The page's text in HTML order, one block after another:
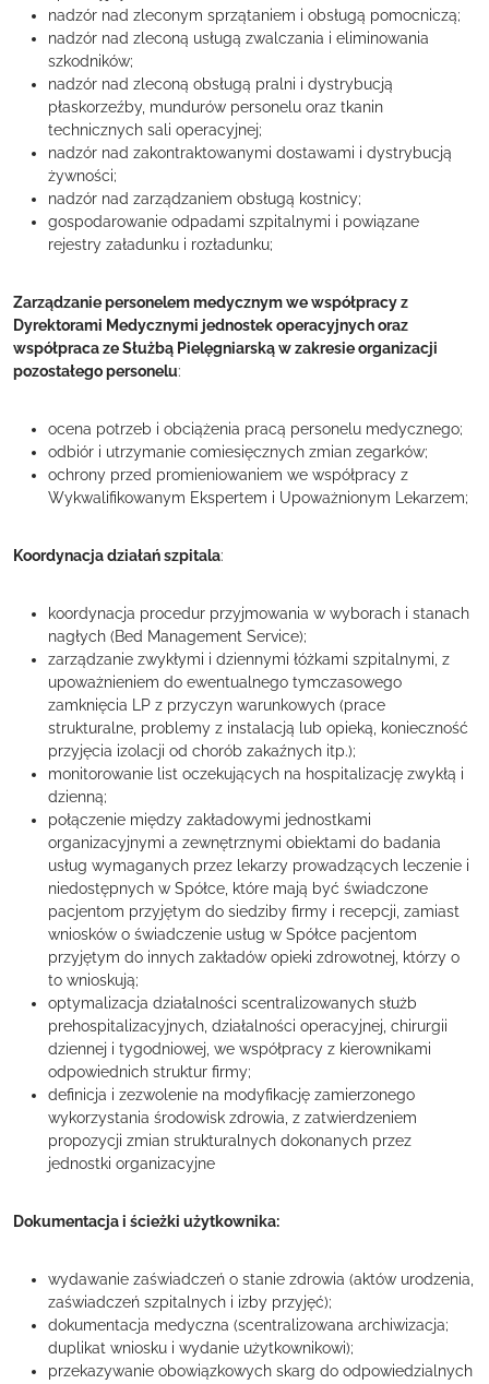
nadzór nad zleconym sprzątaniem i obsługą pomocniczą;
nadzór nad zleconą usługą zwalczania i eliminowania
szkodników;
nadzór nad zleconą obsługą pralni i dystrybucją
płaskorzeźby, mundurów personelu oraz tkanin
technicznych sali operacyjnej;
nadzór nad zakontraktowanymi dostawami i dystrybucją
żywności;
nadzór nad zarządzaniem obsługą kostnicy;
gospodarowanie odpadami szpitalnymi i powiązane
rejestry załadunku i rozładunku;
Zarządzanie personelem medycznym we współpracy z
Dyrektorami Medycznymi jednostek operacyjnych oraz
współpraca ze Służbą Pielęgniarską w zakresie organizacji
pozostałego personelu:
ocena potrzeb i obciążenia pracą personelu medycznego;
odbiór i utrzymanie comiesięcznych zmian zegarków;
ochrony przed promieniowaniem we współpracy z
Wykwalifikowanym Ekspertem i Upoważnionym Lekarzem;
Koordynacja działań szpitala:
koordynacja procedur przyjmowania w wyborach i stanach
nagłych (Bed Management Service);
zarządzanie zwykłymi i dziennymi łóżkami szpitalnymi, z
upoważnieniem do ewentualnego tymczasowego
zamknięcia LP z przyczyn warunkowych (prace
strukturalne, problemy z instalacją lub opieką, konieczność
przyjęcia izolacji od chorób zakaźnych itp.);
monitorowanie list oczekujących na hospitalizację zwykłą i
dzienną;
połączenie między zakładowymi jednostkami
organizacyjnymi a zewnętrznymi obiektami do badania
usług wymaganych przez lekarzy prowadzących leczenie i
niedostępnych w Spółce, które mają być świadczone
pacjentom przyjętym do siedziby firmy i recepcji, zamiast
wniosków o świadczenie usług w Spółce pacjentom
przyjętym do innych zakładów opieki zdrowotnej, którzy o
to wnioskują;
optymalizacja działalności scentralizowanych służb
prehospitalizacyjnych, działalności operacyjnej, chirurgii
dziennej i tygodniowej, we współpracy z kierownikami
odpowiednich struktur firmy;
definicja i zezwolenie na modyfikację zamierzonego
wykorzystania środowisk zdrowia, z zatwierdzeniem
propozycji zmian strukturalnych dokonanych przez
jednostki organizacyjne
Dokumentacja i ścieżki użytkownika:
wydawanie zaświadczeń o stanie zdrowia (aktów urodzenia,
zaświadczeń szpitalnych i izby przyjęć);
dokumentacja medyczna (scentralizowana archiwizacja;
duplikat wniosku i wydanie użytkownikowi);
przekazywanie obowiązkowych skarg do odpowiedzialnych